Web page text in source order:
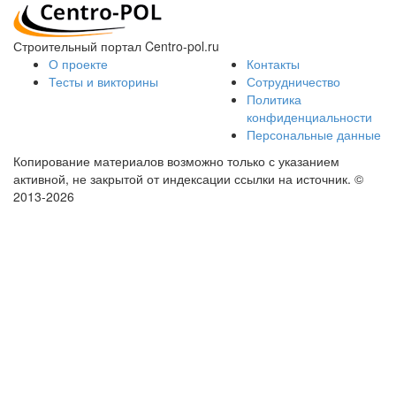
Строительный портал Centro-pol.ru
О проекте
Тесты и викторины
Контакты
Сотрудничество
Политика
конфиденциальности
Персональные данные
Копирование материалов возможно только с указанием
активной, не закрытой от индексации ссылки на источник. ©
2013-2026